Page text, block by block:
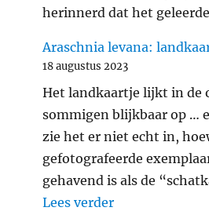
herinnerd dat het
Araschnia levana:
18 augustus 2023
Het landkaartje lijkt in de
sommigen blijkbaar op …
zie het er niet echt in,
gefotografeerde
gehavend is als de
Lees verder"Araschnia